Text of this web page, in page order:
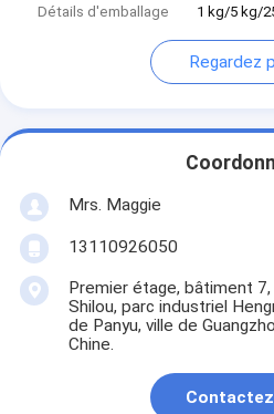
Détails d'emballage
1 kg/5 kg/
Regardez
Mrs. Maggie
13110926050
Premier étage, bâtiment
Shilou, parc industriel
de Panyu, ville de
Chine.
Contactez